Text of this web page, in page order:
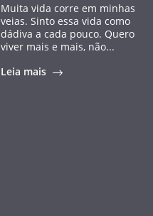
Muita vida corre em minhas
veias. Sinto essa vida como
dádiva a cada pouco. Quero
viver mais e mais, não...
Leia mais